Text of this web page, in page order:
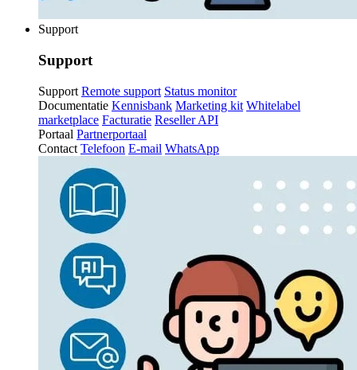
Support
Support
Support Remote support Status monitor
Documentatie Kennisbank Marketing kit Whitelabel
marketplace Facturatie Reseller API
Portaal Partnerportaal
Contact Telefoon E-mail WhatsApp